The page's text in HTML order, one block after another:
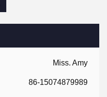
Miss. Amy
86-15074879989